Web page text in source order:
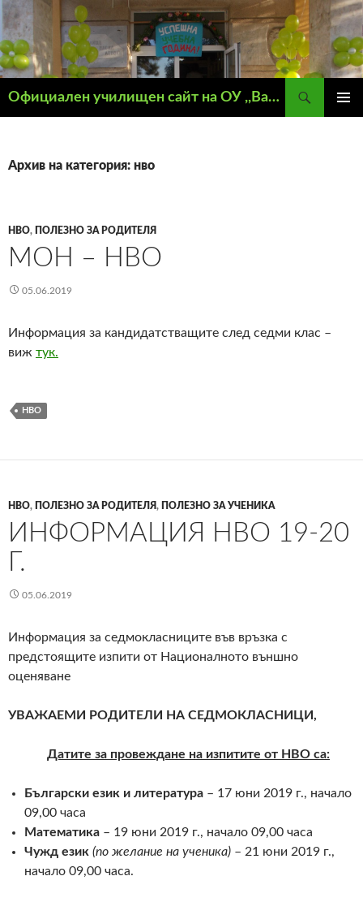
Официален училищен сайт на ОУ ,,Васил Левски" – гр. Кнежа
Архив на категория: нво
НВО, ПОЛЕЗНО ЗА РОДИТЕЛЯ
МОН – НВО
05.06.2019
Информация за кандидатстващите след седми клас –
виж тук.
НВО
НВО, ПОЛЕЗНО ЗА РОДИТЕЛЯ, ПОЛЕЗНО ЗА УЧЕНИКА
ИНФОРМАЦИЯ НВО 19-20
Г.
05.06.2019
Информация за седмокласниците във връзка с
предстоящите изпити от Националното външно
оценяване
УВАЖАЕМИ РОДИТЕЛИ НА СЕДМОКЛАСНИЦИ,
Датите за провеждане на изпитите от НВО са:
Български език и литература – 17 юни 2019 г., начало
09,00 часа
Математика – 19 юни 2019 г., начало 09,00 часа
Чужд език (по желание на ученика) – 21 юни 2019 г.,
начало 09,00 часа.